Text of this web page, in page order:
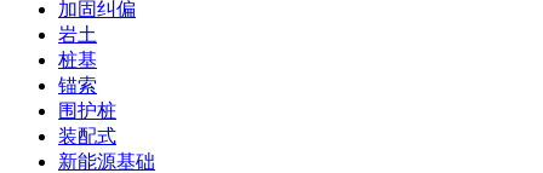
加固纠偏
岩土
桩基
锚索
围护桩
装配式
新能源基础